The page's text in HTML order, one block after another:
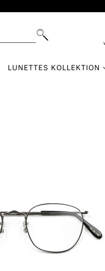
LUNETTES KOLLEKTION